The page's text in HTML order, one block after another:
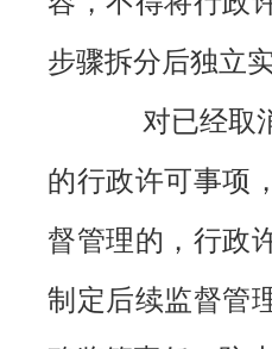
步骤拆分后独立
对已经取消
的行政许可事项
督管理的，行政
制定后续监督管